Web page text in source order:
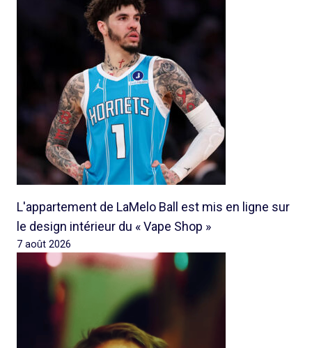
L'appartement de LaMelo Ball est mis en ligne sur
le design intérieur du « Vape Shop »
7 août 2026